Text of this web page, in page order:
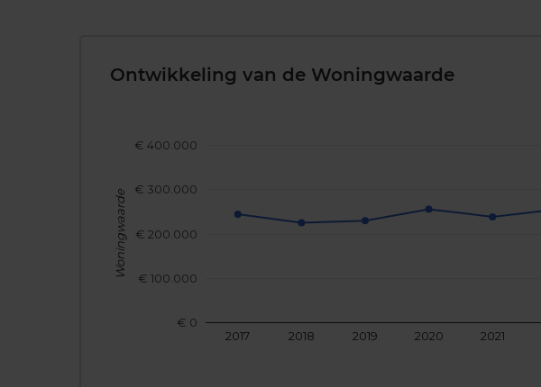
Ontwikkeling van de Woningwaarde
2017 2018 2019 2020 2021
€ 0
€ 100.000
€ 200.000
€ 300.000
€ 400.000
Woningwaarde